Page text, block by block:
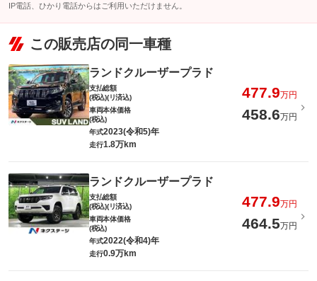
IP電話、ひかり電話からはご利用いただけません。
この販売店の同一車種
ランドクルーザープラド
支払総額
(税込)(リ済込)
477.9万円
車両本体価格
(税込)
458.6万円
年式2023(令和5)年
走行1.8万km
ランドクルーザープラド
支払総額
(税込)(リ済込)
477.9万円
車両本体価格
(税込)
464.5万円
年式2022(令和4)年
走行0.9万km